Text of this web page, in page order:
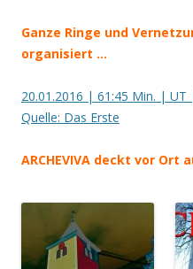
Ganze Ringe und
organisiert …
20.01.2016 | 61:45 Min. | UT
Quelle: Das Erste
ARCHEVIVA deckt vor Ort